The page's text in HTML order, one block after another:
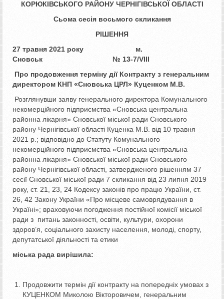
КОРЮКІВСЬКОГО РАЙОНУ ЧЕРНІГІВСЬКОЇ ОБЛАСТІ
Сьома сесія восьмого скликання
РІШЕННЯ
27 травня 2021 року м.
Сновськ № 13-7/VIІI
Про продовження терміну дії Контракту з генеральним
директором КНП «Сновська ЦРЛ» Куценком М.В.
Розглянувши заяву генерального директора Комунального
некомерційного підприємства «Сновська центральна
районна лікарня» Сновської міської ради Сновського
району Чернігівської області Куценка М.В. від 10 травня
2021 р.; відповідно до Статуту Комунального
некомерційного підприємства «Сновська центральна
районна лікарня» Сновської міської ради Сновського
району Чернігівської області, затвердженого рішенням 37
сесії Сновської міської ради 7 скликання від 23 липня 2019
року, ст. 21, 23, 24 Кодексу законів про працю України, ст.
26, 42 Закону України «Про місцеве самоврядування в
Україні»; враховуючи погодження постійної комісії міської
ради з питань законності, освіти, культури, охорони
здоров’я, соціального захисту населення, молоді, спорту,
депутатської діяльності та етики
міська рада вирішила:
Продовжити термін дії контракту на попередніх умовах з
КУЦЕНКОМ Миколою Вікторовичем, генеральним